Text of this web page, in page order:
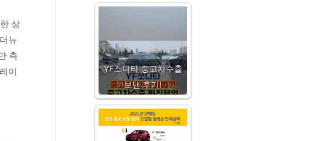
상
뉴
측
이
YF소나타 중고차수출
보낸 후기!